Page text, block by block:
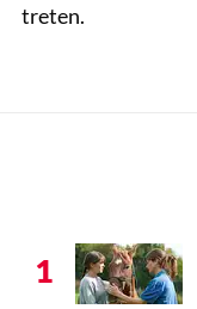
treten.
1